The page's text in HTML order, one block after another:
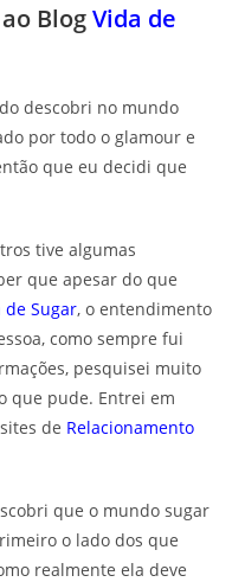
BlogVida de
descobri no mundo
por todo o glamour e
que eu decidi que
tive algumas
que apesar do que
de Sugar, o entendimento
como sempre fui
pesquisei muito
que pude. Entrei em
de Relacionamento
que o mundo sugar
o lado dos que
realmente ela deve